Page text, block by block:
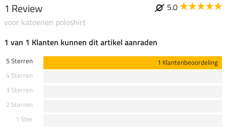
1 Review
5.0
voor katoenen poloshirt
1 van 1 Klanten kunnen dit artikel aanraden
5 Sterren
1 Klantenbeoordeling
4 Sterren
3 Sterren
2 Sterren
1 Ster